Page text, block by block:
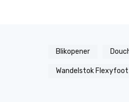
Blikopener
Wandelstok Flexyfoot